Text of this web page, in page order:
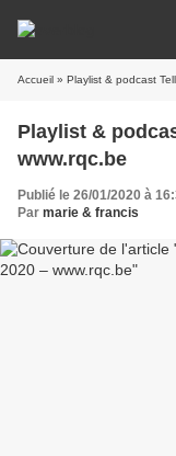
Accueil » Playlist & podcast
Playlist &
www.rqc.be
Publié le 26/01/2020 à
Par marie & francis